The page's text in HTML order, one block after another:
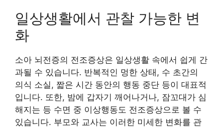
일상생활에서 관찰 가능한 변
화
소아 뇌전증의 전조증상은 일상생활 속에서 쉽게 간
과될 수 있습니다. 반복적인 멍한 상태, 수 초간의
의식 소실, 짧은 시간 동안의 행동 중단 등이 대표적
입니다. 또한, 밤에 갑자기 깨어나거나, 잠꼬대가 심
해지는 등 수면 중 이상행동도 전조증상으로 볼 수
있습니다. 부모와 교사는 이러한 미세한 변화를 관